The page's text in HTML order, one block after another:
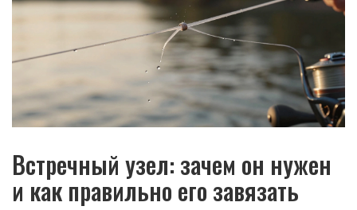
Встречный узел: зачем он нужен
и как правильно его завязать